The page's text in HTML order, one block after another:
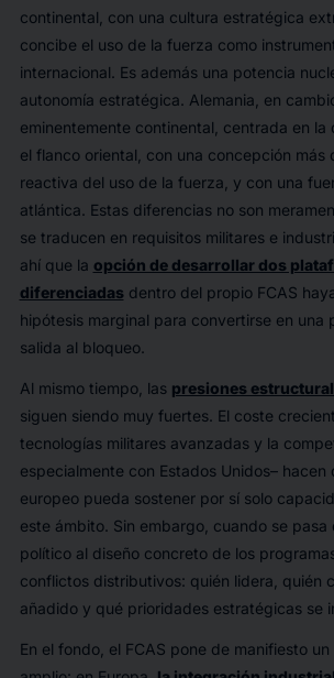
continental, con una cultura estratégica
concibe el uso de la fuerza como
internacional. Es además una potencia
autonomía estratégica. Alemania, en
eminentemente continental, centrada en la
el flanco oriental, con una concepción más
reactiva del uso de la fuerza, y con una
atlántica. Estas diferencias no son
se traducen en requisitos militares e
ahí que la opción de desarrollar dos
diferenciadasdentro del propio FCAS
hipótesis marginal para convertirse en una
salida al bloqueo.
Al mismo tiempo, las presiones
siguen siendo muy fuertes. El coste
tecnologías militares avanzadas y la
especialmente con Estados Unidos– hacen
europeo pueda sostener por sí solo
este ámbito. Sin embargo, cuando se pasa
político al diseño concreto de los
conflictos distributivos: quién lidera, quién
añadido y qué prioridades estratégicas se
En el fondo, el FCAS pone de manifiesto